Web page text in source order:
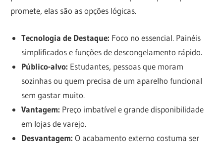
promete, elas são as opções lógicas.
Tecnologia de Destaque: Foco no essencial. Painéis
simplificados e funções de descongelamento rápido.
Público-alvo: Estudantes, pessoas que moram
sozinhas ou quem precisa de um aparelho funcional
sem gastar muito.
Vantagem: Preço imbatível e grande disponibilidade
em lojas de varejo.
Desvantagem: O acabamento externo costuma ser